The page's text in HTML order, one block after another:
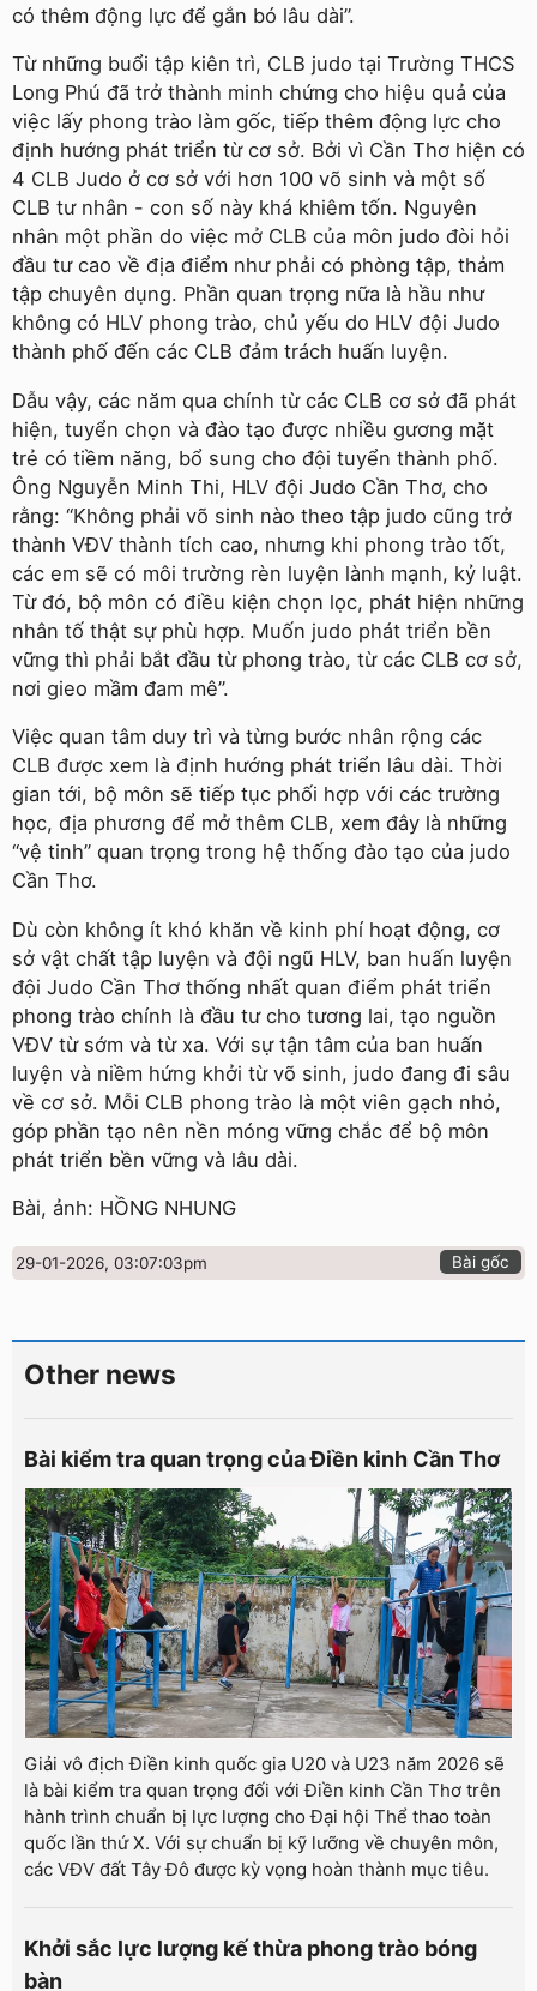
có thêm động lực để gắn bó lâu dài”.
Từ những buổi tập kiên trì, CLB judo tại Trường THCS
Long Phú đã trở thành minh chứng cho hiệu quả của
việc lấy phong trào làm gốc, tiếp thêm động lực cho
định hướng phát triển từ cơ sở. Bởi vì Cần Thơ hiện có
4 CLB Judo ở cơ sở với hơn 100 võ sinh và một số
CLB tư nhân - con số này khá khiêm tốn. Nguyên
nhân một phần do việc mở CLB của môn judo đòi hỏi
đầu tư cao về địa điểm như phải có phòng tập, thảm
tập chuyên dụng. Phần quan trọng nữa là hầu như
không có HLV phong trào, chủ yếu do HLV đội Judo
thành phố đến các CLB đảm trách huấn luyện.
Dẫu vậy, các năm qua chính từ các CLB cơ sở đã phát
hiện, tuyển chọn và đào tạo được nhiều gương mặt
trẻ có tiềm năng, bổ sung cho đội tuyển thành phố.
Ông Nguyễn Minh Thi, HLV đội Judo Cần Thơ, cho
rằng: “Không phải võ sinh nào theo tập judo cũng trở
thành VĐV thành tích cao, nhưng khi phong trào tốt,
các em sẽ có môi trường rèn luyện lành mạnh, kỷ luật.
Từ đó, bộ môn có điều kiện chọn lọc, phát hiện những
nhân tố thật sự phù hợp. Muốn judo phát triển bền
vững thì phải bắt đầu từ phong trào, từ các CLB cơ sở,
nơi gieo mầm đam mê”.
Việc quan tâm duy trì và từng bước nhân rộng các
CLB được xem là định hướng phát triển lâu dài. Thời
gian tới, bộ môn sẽ tiếp tục phối hợp với các trường
học, địa phương để mở thêm CLB, xem đây là những
“vệ tinh” quan trọng trong hệ thống đào tạo của judo
Cần Thơ.
Dù còn không ít khó khăn về kinh phí hoạt động, cơ
sở vật chất tập luyện và đội ngũ HLV, ban huấn luyện
đội Judo Cần Thơ thống nhất quan điểm phát triển
phong trào chính là đầu tư cho tương lai, tạo nguồn
VĐV từ sớm và từ xa. Với sự tận tâm của ban huấn
luyện và niềm hứng khởi từ võ sinh, judo đang đi sâu
về cơ sở. Mỗi CLB phong trào là một viên gạch nhỏ,
góp phần tạo nên nền móng vững chắc để bộ môn
phát triển bền vững và lâu dài.
Bài, ảnh: HỒNG NHUNG
29-01-2026, 03:07:03pm Bài gốc
Other news
Bài kiểm tra quan trọng của Điền kinh Cần Thơ
Giải vô địch Điền kinh quốc gia U20 và U23 năm 2026 sẽ
là bài kiểm tra quan trọng đối với Điền kinh Cần Thơ trên
hành trình chuẩn bị lực lượng cho Đại hội Thể thao toàn
quốc lần thứ X. Với sự chuẩn bị kỹ lưỡng về chuyên môn,
các VĐV đất Tây Đô được kỳ vọng hoàn thành mục tiêu.
Khởi sắc lực lượng kế thừa phong trào bóng
bàn